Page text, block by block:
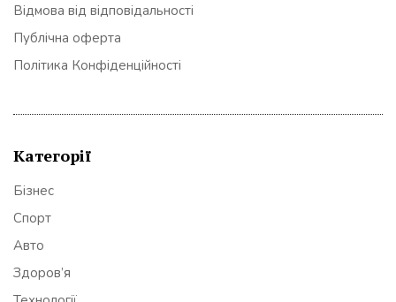
Відмова від відповідальності
Публічна оферта
Політика Конфіденційності
Категорії
Бізнес
Спорт
Авто
Здоров’я